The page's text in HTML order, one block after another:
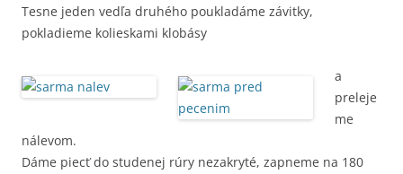
Tesne jeden vedľa druhého poukladáme závitky,
pokladieme kolieskami klobásy
a
preleje
me
nálevom.
Dáme piecť do studenej rúry nezakryté, zapneme na 180